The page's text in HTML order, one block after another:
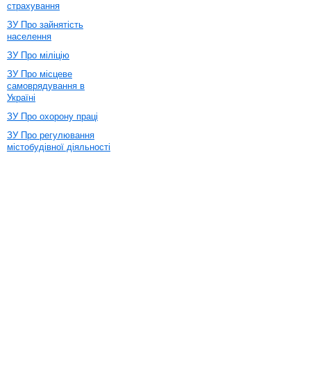
страхування
ЗУ Про зайнятість
населення
ЗУ Про міліцію
ЗУ Про місцеве
самоврядування в
Україні
ЗУ Про охорону праці
ЗУ Про регулювання
містобудівної діяльності